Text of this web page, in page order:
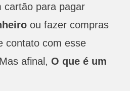
cartão para pagar
ou fazer compras
contato com esse
afinal, O que é um